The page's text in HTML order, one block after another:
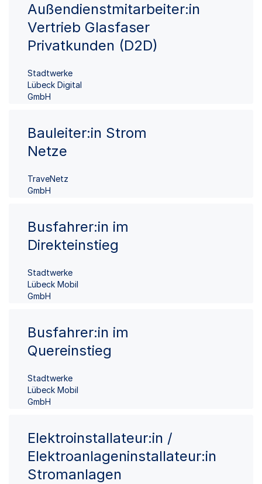
Außendienstmitarbeiter:in
Vertrieb Glasfaser
Privatkunden (D2D)
Stadtwerke
Lübeck Digital
GmbH
Bauleiter:in Strom
Netze
TraveNetz
GmbH
Busfahrer:in im
Direkteinstieg
Stadtwerke
Lübeck Mobil
GmbH
Busfahrer:in im
Quereinstieg
Stadtwerke
Lübeck Mobil
GmbH
Elektroinstallateur:in /
Elektroanlageninstallateur:in
Stromanlagen